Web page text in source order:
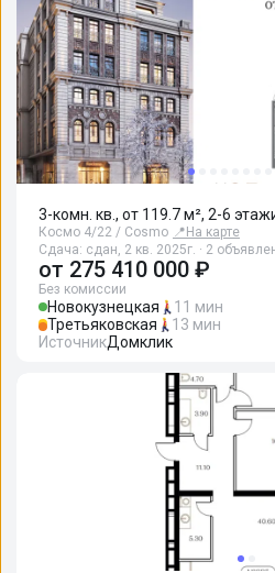
3-комн. кв., от 119.7 м², 2-6
Космо 4/22 / Cosmo 📍 На карте
Сдача: сдан, 2 кв. 2025г. · 2
от 275 410 000 ₽
Без комиссии
Новокузнецкая
11 мин
Третьяковская
13 мин
ИсточникДомклик